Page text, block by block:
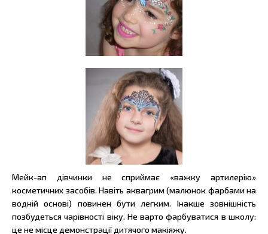
Мейк-ап дівчинки не сприймає «важку артилерію»
косметичних засобів. Навіть аквагрим (малюнок фарбами на
водній основі) повинен бути легким. Інакше зовнішність
позбудеться чарівності віку. Не варто фарбуватися в школу:
це не місце демонстрації дитячого макіяжу.